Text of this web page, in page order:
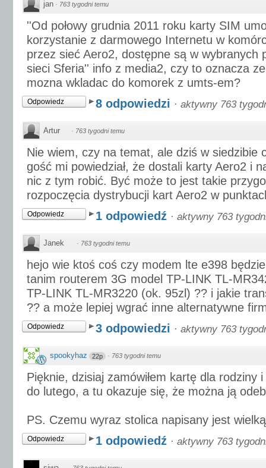
jan · 763 tygodni temu
''Od połowy grudnia 2011 roku karty SIM
korzystanie z darmowego Internetu w
przez sieć Aero2, dostępne są w wybranych
sieci Sferia'' info z media2, czy to oznacza
mozna wkladac do komorek z umts-em?
Odpowiedz 8 odpowiedzi · aktywny 763
Artur · 763 tygodni temu
Nie wiem, czy na temat, ale dziś w siedzibie
gość mi powiedział, że dostali karty Aero2 i
nic z tym robić. Być może to jest takie
rozpoczęcia dystrybucji kart Aero2 w
Odpowiedz 1 odpowiedź · aktywny 763
Janek · 763 tygodni temu
hejo wie ktoś coś czy modem lte e398 będzie
tanim routerem 3G model TP-LINK TL-
TP-LINK TL-MR3220 (ok. 95zl) ?? i jakie
?? a może lepiej wgrać inne alternatywne
Odpowiedz 3 odpowiedzi · aktywny 763
spookyhaz 22p · 763 tygodni temu
Pięknie, dzisiaj zamówiłem kartę dla rodziny
do lutego, a tu okazuje się, że można ją
PS. Czemu wyraz stolica napisany jest
Odpowiedz 1 odpowiedź · aktywny 763